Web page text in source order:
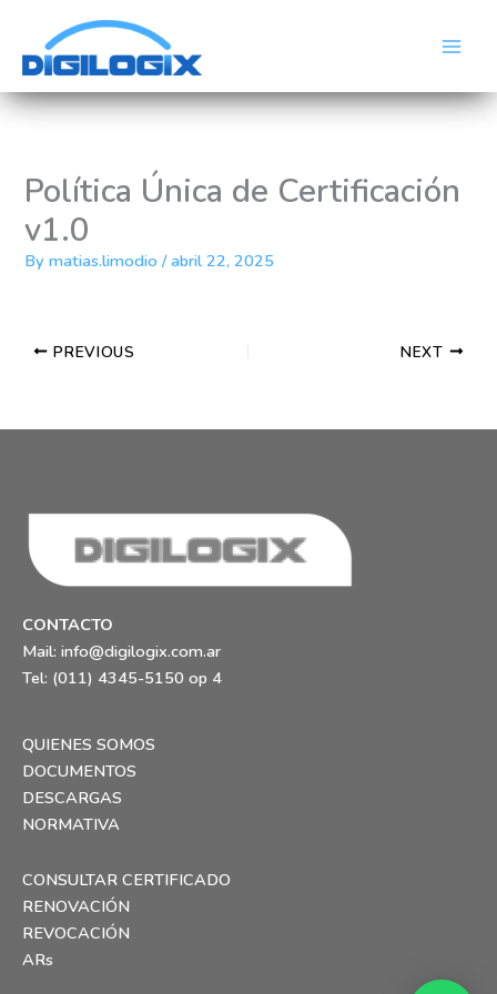
content
Política Única de Certificación
v1.0
Bymatias.limodio/abril 22, 2025
PREVIOUS NEXT
CONTACTO
Mail: info@digilogix.com.ar
Tel: (011) 4345-5150 op 4
QUIENES SOMOS
DOCUMENTOS
DESCARGAS
NORMATIVA
CONSULTAR CERTIFICADO
RENOVACIÓN
REVOCACIÓN
ARs